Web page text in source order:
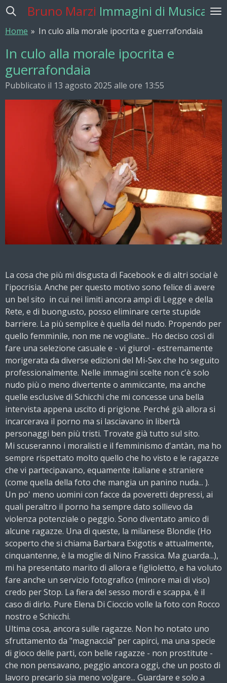
Vai
contenuto
principale
Bruno Marzi Immagini di Musica
Home » In culo alla morale ipocrita e guerrafondaia
In culo alla morale ipocrita e
guerrafondaia
Pubblicato il 13 agosto 2025 alle ore 13:55
La cosa che più mi disgusta di Facebook e di altri social è
l'ipocrisia. Anche per questo motivo sono felice di avere
un bel sito in cui nei limiti ancora ampi di Legge e della
Rete, e di buongusto, posso eliminare certe stupide
barriere. La più semplice è quella del nudo. Propendo per
quello femminile, non me ne vogliate... Ho deciso così di
fare una selezione casuale e - vi giuro! - estremamente
morigerata da diverse edizioni del Mi-Sex che ho seguito
professionalmente. Nelle immagini scelte non c'è solo
nudo più o meno divertente o ammiccante, ma anche
quelle esclusive di Schicchi che mi concesse una bella
intervista appena uscito di prigione. Perché già allora si
incarcerava il porno ma si lasciavano in libertà
personaggi ben più tristi. Trovate già tutto sul sito.
Mi scuseranno i moralisti e il femminismo d'antàn, ma ho
sempre rispettato molto quello che ho visto e le ragazze
che vi partecipavano, equamente italiane e straniere
(come quella della foto che mangia un panino nuda... ).
Un po' meno uomini con facce da poveretti depressi, ai
quali peraltro il porno ha sempre dato sollievo da
violenza potenziale o peggio. Sono diventato amico di
alcune ragazze. Una di queste, la milanese Blondie (Ho
scoperto che si chiama Barbara Exigotis e attualmente,
cinquantenne, è la moglie di Nino Frassica. Ma guarda...),
mi ha presentato marito di allora e figlioletto, e ha voluto
fare anche un servizio fotografico (minore mai di viso)
credo per Stop. La fiera del sesso mordi e scappa, è il
caso di dirlo. Pure Elena Di Cioccio volle la foto con Rocco
nostro e Schicchi.
Ultima cosa, ancora sulle ragazze. Non ho notato uno
sfruttamento da "magnaccia" per capirci, ma una specie
di gioco delle parti, con belle ragazze - non prostitute -
che non pensavano, peggio ancora oggi, che un posto di
lavoro precario sia meno volgare... Guardare e solo a